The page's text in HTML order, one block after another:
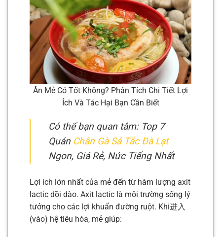
Ăn Mẻ Có Tốt Không? Phân Tích Chi Tiết Lợi
Ích Và Tác Hại Bạn Cần Biết
Có thể bạn quan tâm: Top 7
Quán Chân Gà Sả Tắc Đà Lạt
Ngon, Giá Rẻ, Nức Tiếng Nhất
Lợi ích lớn nhất của mẻ đến từ hàm lượng axit
lactic dồi dào. Axit lactic là môi trường sống lý
tưởng cho các lợi khuẩn đường ruột. Khi进入
(vào) hệ tiêu hóa, mẻ giúp: